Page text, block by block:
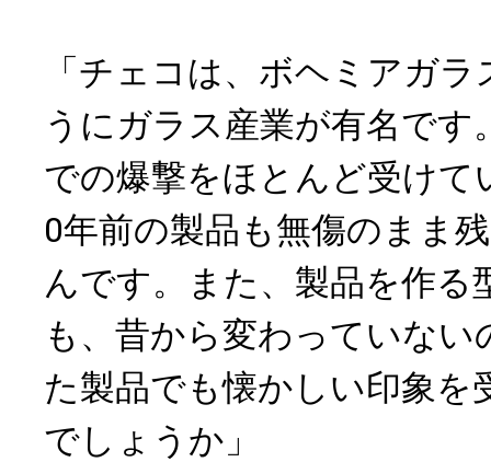
「チェコは、ボヘミアガ
うにガラス産業が有名です
での爆撃をほとんど受けて
0年前の製品も無傷のまま
んです。また、製品を作る
も、昔から変わっていない
た製品でも懐かしい印象を
でしょうか」